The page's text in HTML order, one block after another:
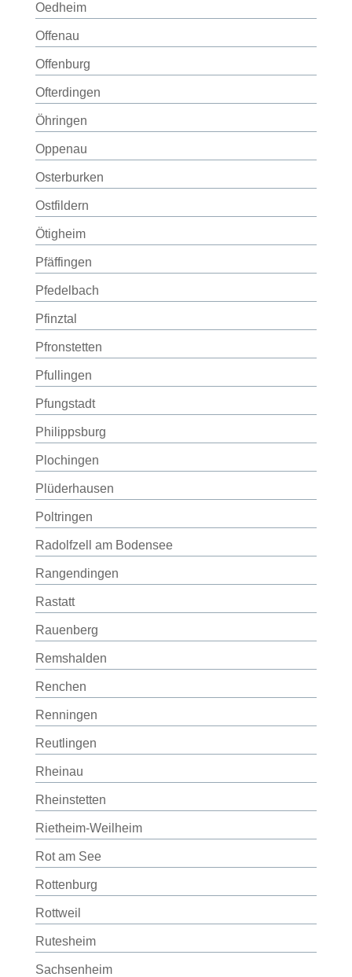
Oedheim
Offenau
Offenburg
Ofterdingen
Öhringen
Oppenau
Osterburken
Ostfildern
Ötigheim
Pfäffingen
Pfedelbach
Pfinztal
Pfronstetten
Pfullingen
Pfungstadt
Philippsburg
Plochingen
Plüderhausen
Poltringen
Radolfzell am Bodensee
Rangendingen
Rastatt
Rauenberg
Remshalden
Renchen
Renningen
Reutlingen
Rheinau
Rheinstetten
Rietheim-Weilheim
Rot am See
Rottenburg
Rottweil
Rutesheim
Sachsenheim